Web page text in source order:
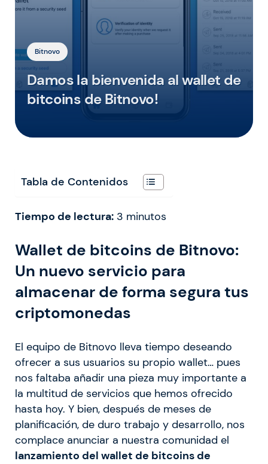
Bitnovo
Damos la bienvenida al wallet de
bitcoins de Bitnovo!
Tabla de Contenidos
Tiempo de lectura: 3 minutos
Wallet de bitcoins de Bitnovo:
Un nuevo servicio para
almacenar de forma segura tus
criptomonedas
El equipo de Bitnovo lleva tiempo deseando
ofrecer a sus usuarios su propio wallet… pues
nos faltaba añadir una pieza muy importante a
la multitud de servicios que hemos ofrecido
hasta hoy. Y bien, después de meses de
planificación, de duro trabajo y desarrollo, nos
complace anunciar a nuestra comunidad el
lanzamiento del wallet de bitcoins de